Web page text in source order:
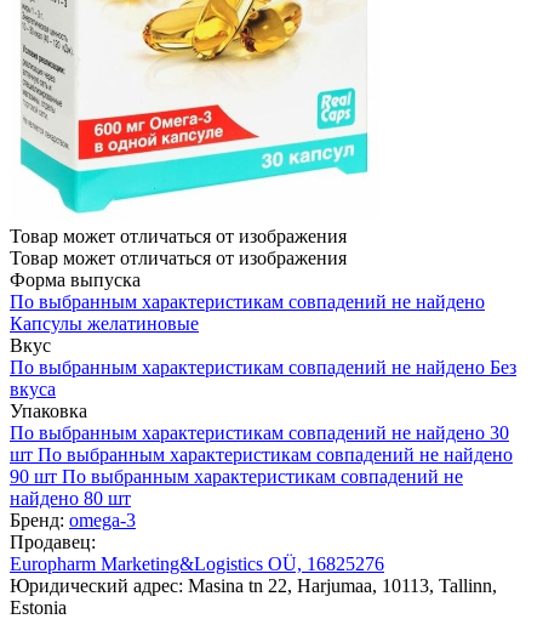
Товар может отличаться от изображения
Товар может отличаться от изображения
Форма выпуска
По выбранным характеристикам совпадений не найдено
Капсулы желатиновые
Вкус
По выбранным характеристикам совпадений не найдено Без
вкуса
Упаковка
По выбранным характеристикам совпадений не найдено 30
шт По выбранным характеристикам совпадений не найдено
90 шт По выбранным характеристикам совпадений не
найдено 80 шт
Бренд: omega-3
Продавец:
Europharm Marketing&Logistics OÜ, 16825276
Юридический адрес: Masina tn 22, Harjumaa, 10113, Tallinn,
Estonia